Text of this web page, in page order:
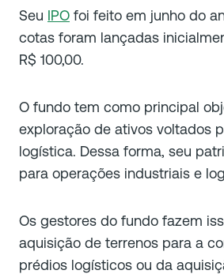
Seu IPO foi feito em junho do
cotas foram lançadas
R$ 100,00.
O fundo tem como principal
exploração de ativos voltados
logística. Dessa forma, seu
para operações industriais e
Os gestores do fundo fazem
aquisição de terrenos para a
prédios logísticos ou da